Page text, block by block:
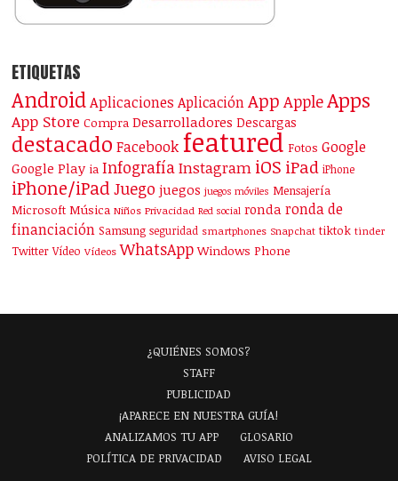
ETIQUETAS
Android Aplicaciones Aplicación App AppleApps
App Store Compra Desarrolladores Descargas
destacado Facebook featured Fotos Google
Google Play ia InfografíaInstagram iOS iPad iPhone
iPhone/iPad Juego juegos juegos móviles Mensajería
Microsoft Música Niños Privacidad Red social ronda ronda de
financiación Samsung seguridad smartphones Snapchat tiktok tinder
Twitter Vídeo Vídeos WhatsApp Windows Phone
¿QUIÉNES SOMOS?
STAFF
PUBLICIDAD
¡APARECE EN NUESTRA GUÍA!
ANALIZAMOS TU APP
GLOSARIO
POLÍTICA DE PRIVACIDAD
AVISO LEGAL